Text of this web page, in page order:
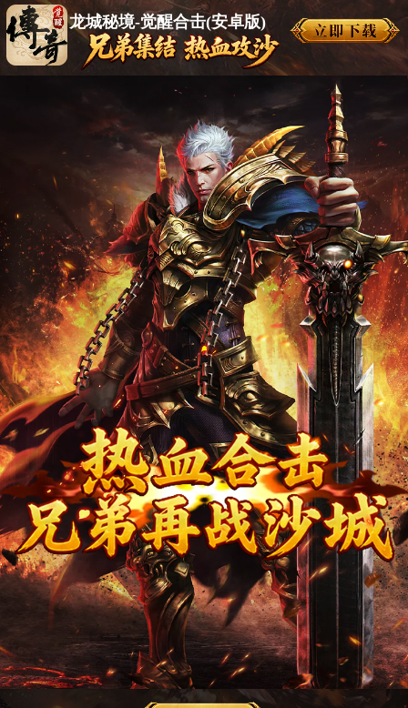
龙城秘境-觉醒合击(安卓版)